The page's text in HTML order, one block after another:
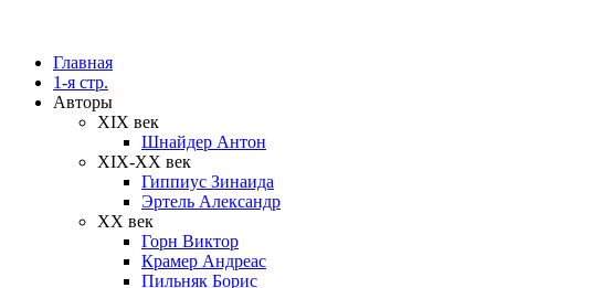
Главная
1-я стр.
Авторы
XIX век
Шнайдер Антон
XIX-XX век
Гиппиус Зинаида
Эртель Александр
XX век
Горн Виктор
Крамер Андреас
Пильняк Борис